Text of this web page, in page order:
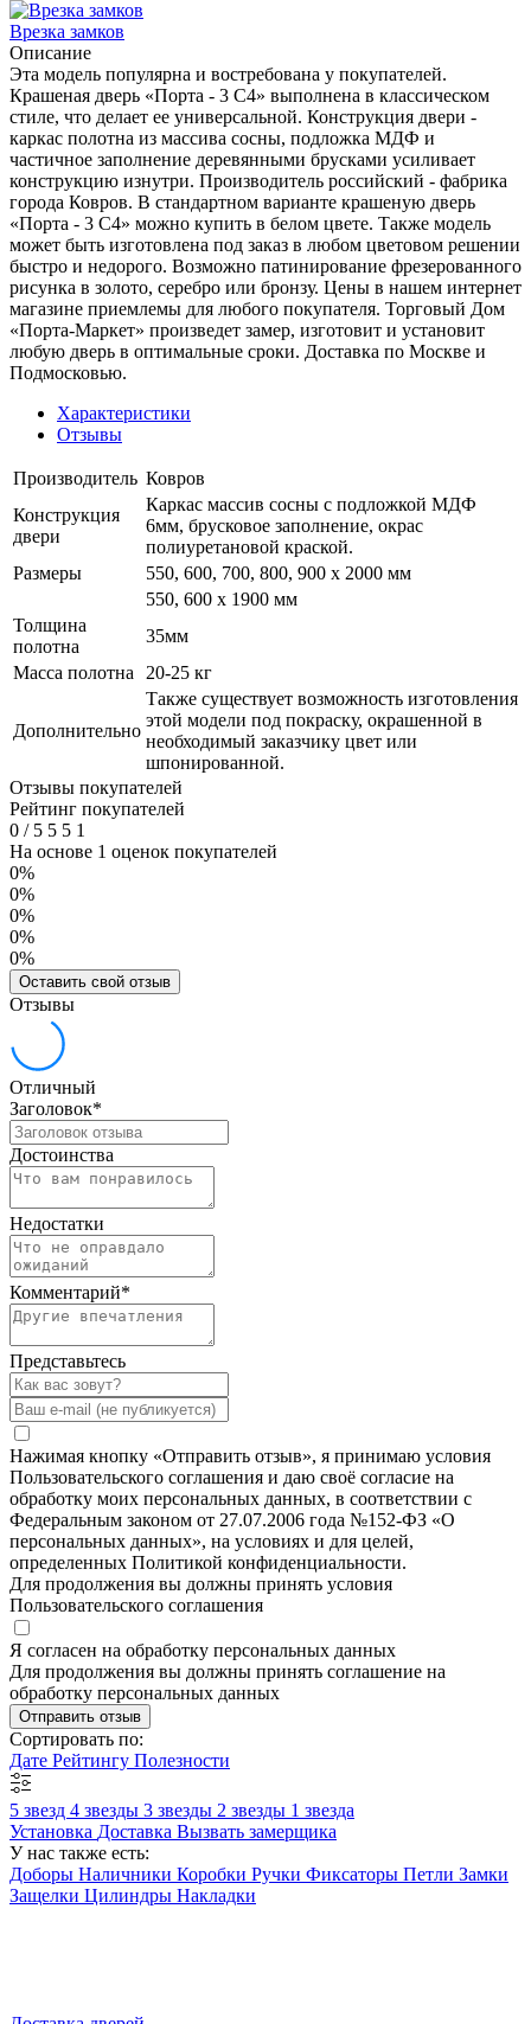
Врезка замков
Описание
Эта модель популярна и востребована у покупателей.
Крашеная дверь «Порта - 3 С4» выполнена в классическом
стиле, что делает ее универсальной. Конструкция двери -
каркас полотна из массива сосны, подложка МДФ и
частичное заполнение деревянными брусками усиливает
конструкцию изнутри. Производитель российский - фабрика
города Ковров. В стандартном варианте крашеную дверь
«Порта - 3 С4» можно купить в белом цвете. Также модель
может быть изготовлена под заказ в любом цветовом решении
быстро и недорого. Возможно патинирование фрезерованного
рисунка в золото, серебро или бронзу. Цены в нашем интернет
магазине приемлемы для любого покупателя. Торговый Дом
«Порта-Маркет» произведет замер, изготовит и установит
любую дверь в оптимальные сроки. Доставка по Москве и
Подмосковью.
Характеристики
Отзывы
Производитель Ковров
Конструкция
двери
Каркас массив сосны с подложкой МДФ
6мм, брусковое заполнение, окрас
полиуретановой краской.
Размеры
550, 600, 700, 800, 900 x 2000 мм
550, 600 х 1900 мм
Толщина
полотна
35мм
Масса полотна
20-25 кг
Дополнительно
Также существует возможность изготовления
этой модели под покраску, окрашенной в
необходимый заказчику цвет или
шпонированной.
Отзывы покупателей
Рейтинг покупателей
0 /5 5 5 1
На основе 1 оценок покупателей
0%
0%
0%
0%
0%
Оставить свой отзыв
Отзывы
Отличный
Заголовок*
Достоинства
Недостатки
Комментарий*
Представьтесь
Нажимая кнопку «Отправить отзыв», я принимаю условия
Пользовательского соглашения и даю своё согласие на
обработку моих персональных данных, в соответствии с
Федеральным законом от 27.07.2006 года №152-ФЗ «О
персональных данных», на условиях и для целей,
определенных Политикой конфиденциальности.
Для продолжения вы должны принять условия
Пользовательского соглашения
Я согласен на обработку персональных данных
Для продолжения вы должны принять соглашение на
обработку персональных данных
Отправить отзыв
Сортировать по:
Дате Рейтингу Полезности
5 звезд 4 звезды 3 звезды 2 звезды 1 звезда
Установка Доставка Вызвать замерщика
У нас также есть:
Доборы Наличники Коробки Ручки Фиксаторы Петли Замки
Защелки Цилиндры Накладки